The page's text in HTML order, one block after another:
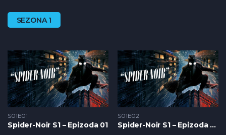
SEZONA 1
S01E01
Spider-Noir S1 – Epizoda 01
S01E02
Spider-Noir S1 – Epizoda 02